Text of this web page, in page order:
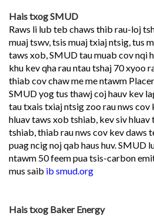
Hais txog SMUD
Raws li lub teb chaws thib rau-loj
muaj tswv, tsis muaj txiaj ntsig, tus
taws xob, SMUD tau muab cov nqi
khu kev qha rau ntau tshaj 70 xyoo
thiab cov chaw me me ntawm
SMUD yog tus thawj coj hauv kev
tau txais txiaj ntsig zoo rau nws cov
hluav taws xob tshiab, kev siv
tshiab, thiab rau nws cov kev daws
puag ncig noj qab haus huv. SMUD
ntawm 50 feem pua tsis-carbon
mus saib ib smud.org
Hais txog Baker Energy